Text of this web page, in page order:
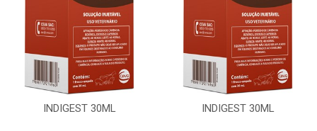
INDIGEST 30ML INDIGEST 30ML